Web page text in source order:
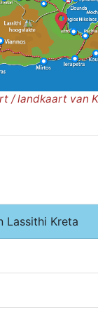
/ landkaart van
Lassithi Kreta